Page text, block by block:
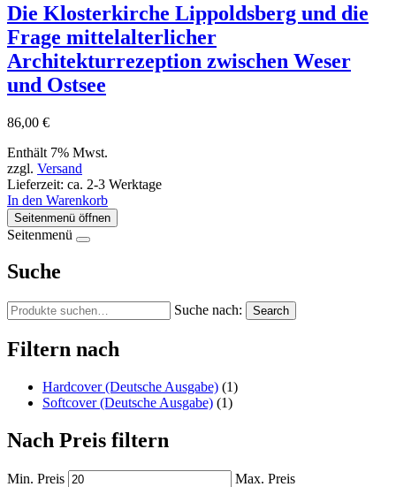
Die Klosterkirche Lippoldsberg und die
Frage mittelalterlicher
Architekturrezeption zwischen Weser
und Ostsee
86,00 €
Enthält 7% Mwst.
zzgl. Versand
Lieferzeit: ca. 2-3 Werktage
In den Warenkorb
Seitenmenü öffnen
Seitenmenü
Suche
Suche nach: Search
Filtern nach
Hardcover (Deutsche Ausgabe) (1)
Softcover (Deutsche Ausgabe) (1)
Nach Preis filtern
Min. Preis Max. Preis